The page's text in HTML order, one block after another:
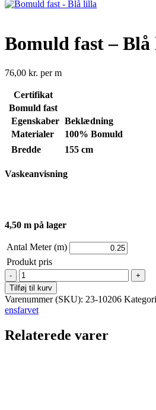
Bomuld fast –
76,00 kr. per m
Certifikat
Bomuld fast
Egenskaber Beklædning
Materialer
100% Bomuld
Bredde
155 cm
Vaskeanvisning
4,50 m på lager
Antal Meter (m)
Produkt pris
Bomuld
fast
-
Blå
lilla
Tilføj til kurv
Varenummer (SKU): 23-10206
ensfarvet
Relaterede varer